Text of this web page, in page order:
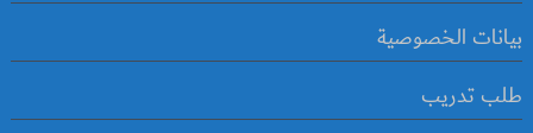
بيانات الخصوصية
طلب تدريب